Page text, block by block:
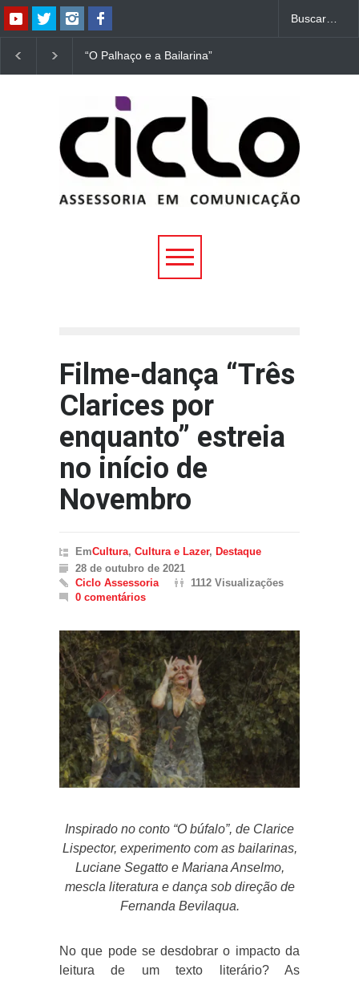
“O Palhaço e a Bailarina”
estreia hoje (1º) em
Uberlândia
Uberlândia
Filme-dança “Três
Clarices por
enquanto” estreia
no início de
Novembro
EmCultura, Cultura e Lazer, Destaque
28 de outubro de 2021
Ciclo Assessoria
1112 Visualizações
0 comentários
Inspirado no conto “O búfalo”, de Clarice
Lispector, experimento com as bailarinas,
Luciane Segatto e Mariana Anselmo,
mescla literatura e dança sob direção de
Fernanda Bevilaqua.
No que pode se desdobrar o impacto da
leitura de um texto literário? As